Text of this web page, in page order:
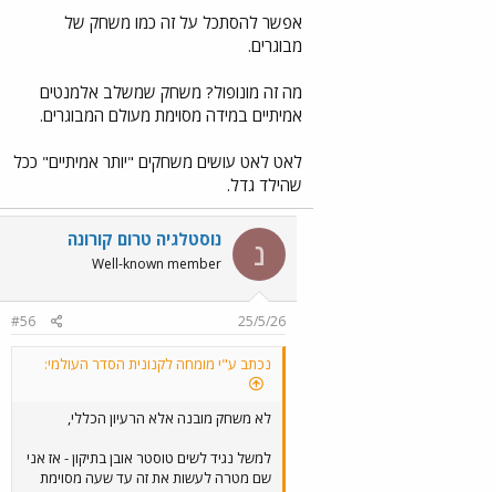
אפשר להסתכל על זה כמו משחק של
מבוגרים.
מה זה מונופול? משחק שמשלב אלמנטים
אמיתיים במידה מסוימת מעולם המבוגרים.
לאט לאט עושים משחקים "יותר אמיתיים" ככל
שהילד גדל.
נ נוסטלגיה טרום קורונה
Well-known member
25/5/26
#56
נכתב ע"י מומחה לקנונית הסדר העולמי:
לא משחק מובנה אלא הרעיון הכללי,
למשל נגיד לשים טוסטר אובן בתיקון - אז אני
שם מטרה לעשות את זה עד שעה מסוימת